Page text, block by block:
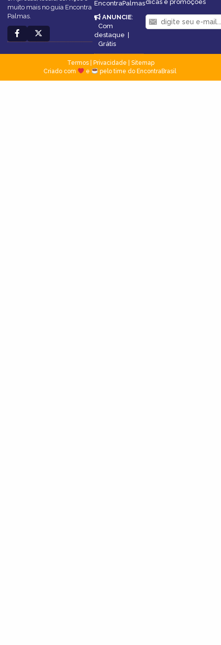
muito mais no guia Encontra
Palmas.
EncontraPalmas
ANUNCIE:
Com
destaque
Grátis
dicas e promoções
Termos| Privacidade
Sitemap
Criado com
e pelo time do EncontraBrasil